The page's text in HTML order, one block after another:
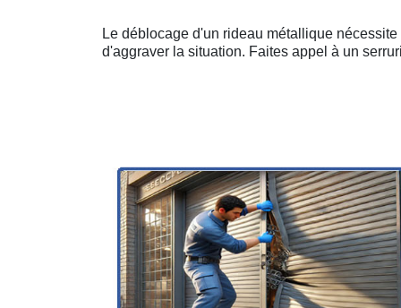
Le déblocage d'un rideau métallique
d'aggraver la situation. Faites appel à un